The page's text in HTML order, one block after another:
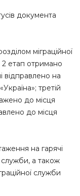
документа
міграційної
етап отримано
відправлено на
третій
до місця
до місця
на гарячі
служби, а також
служби